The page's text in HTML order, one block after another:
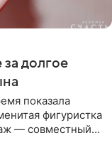
долгое
показала
фигуристка
— совместный